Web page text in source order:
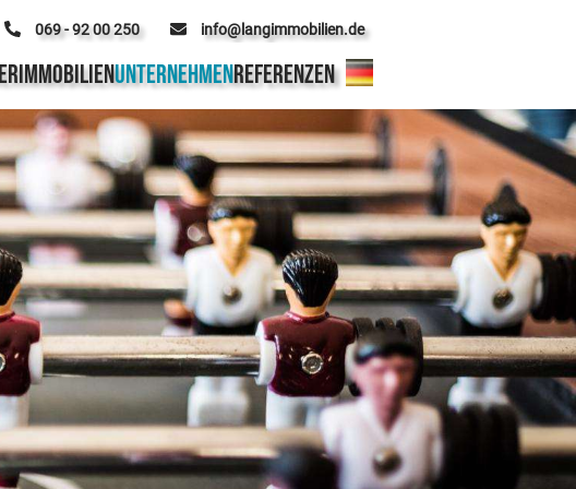
069 - 92 00 250 info@langimmobilien.de
IMMOBILIENUNTERNEHMENREFERENZEN